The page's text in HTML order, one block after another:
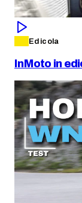
Edicola
InMoto in